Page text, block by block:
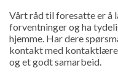
Vårt råd til foresatte er å
forventninger og ha
hjemme. Har dere
kontakt med
og et godt samarbeid.